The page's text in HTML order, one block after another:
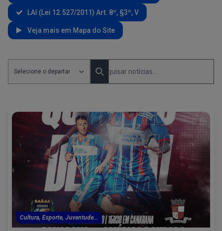
LAI (Lei 12.527/2011) Art. 8º, §3º, V
Veja mais em Mapa do Site
Cultura, Esporte, Juventude...